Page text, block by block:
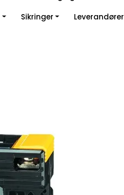
Sikringer Leverandører